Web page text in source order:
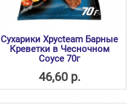
Сухарики Хрусteam Барные
Креветки в Чесночном
Соусе 70г
46,60 р.